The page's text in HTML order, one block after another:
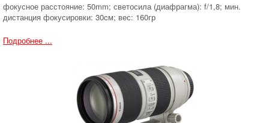
фокусное расстояние: 50mm; светосила (диафрагма): f/1,8; мин.
дистанция фокусировки: 30cм; вес: 160гр
Подробнее ...